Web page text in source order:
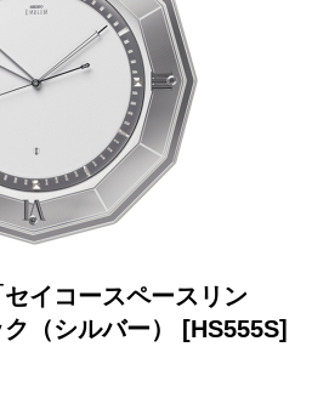
イコースペースリン
（シルバー） [HS555S]